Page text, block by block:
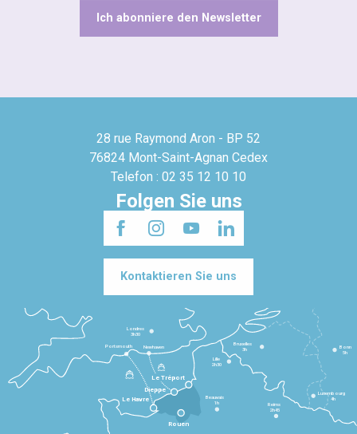
Ich abonniere den Newsletter
28 rue Raymond Aron - BP 52
76824 Mont-Saint-Agnan Cedex
Telefon : 02 35 12 10 10
Folgen Sie uns
Kontaktieren Sie uns
Le Havre
Dieppe
Le Tréport
Beauvais
1h
Reims
2h45
Lille
2h30
Bruxelles
3h
Londres
3h30
Newhaven
Portsmouth
Bonn
5h
Luxembourg
4h
Rouen